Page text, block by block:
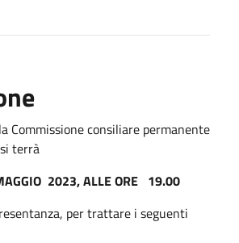
Commissione consiliare permanente
terrà
2023, ALLE ORE 19.00
per trattare i seguenti